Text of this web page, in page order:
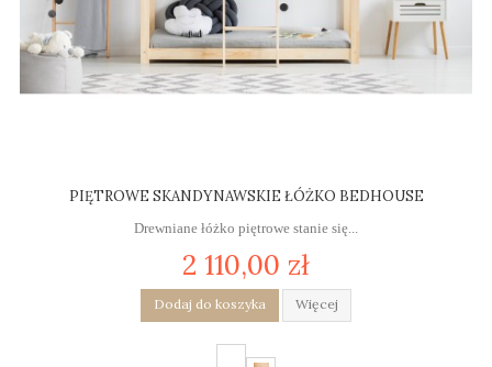
PIĘTROWE SKANDYNAWSKIE ŁÓŻKO BEDHOUSE
Drewniane łóżko piętrowe stanie się...
2 110,00 zł
Dodaj do koszyka Więcej